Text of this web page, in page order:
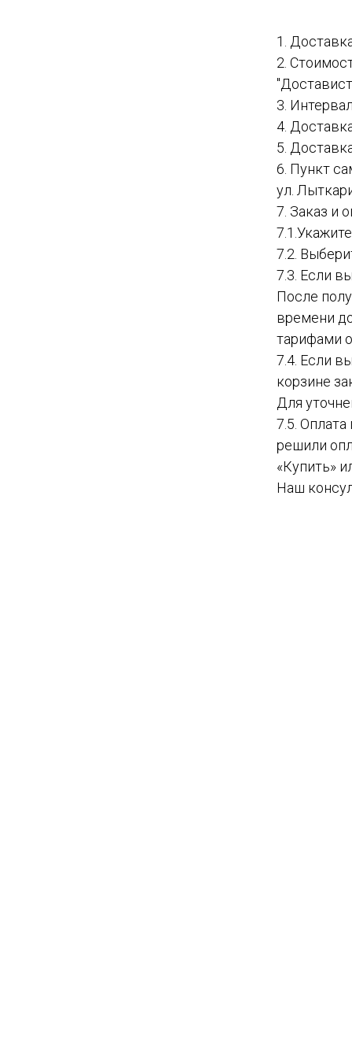
1.
2.
3.
4.
5.
6. Пункт
ул.
7. Заказ и
7.2.
7.3. Если
После
времени
тарифами
7.4. Если
корзине
Для
7.5.
решили
«Купить»
Наш